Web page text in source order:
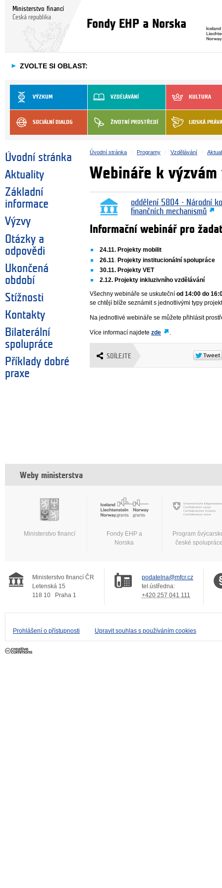
Ministerstvo financí
Česká republika
Fondy EHP a Norska
► ZVOLTE SI OBLAST:
VÝZKUM VZDĚLÁVÁNÍ KULTURA
SOCIÁLNÍ DIALOG ŽIVOTNÍ PROSTŘEDÍ LIDSKÁ PRÁVA
Úvodní stránka
Aktuality
Základní
informace
Výzvy
Otázky a
odpovědi
Ukončená
období
Stížnosti
Kontakty
Bilaterální
spolupráce
Příklady dobré
praxe
Úvodní stránka Programy Vzdělávání
Webináře k
oddělení 5804 - Národní
finančních mechanismů
Informační webinář pro
24.11. Projekty mobilit
26.11 .Projekty institucionální spolupráce
30.11. Projekty VET
2.12. Projekty inkluzivního vzdělávání
Všechny webináře se uskuteční od 14:00 do
se chtějí blíže seznámit s jednotlivými typy
Na jednotlivé webináře se můžete přihlásit
Více informací najdetezde .
SDÍLEJTE
Weby ministerstva
Ministerstvo financí
Fondy EHP a
Norska
Program
české
Ministerstvo financí ČR
Letenská 15
118 10
Praha 1
podatelna@mfcr.cz
tel.ústředna:
+420 257 041 111
Prohlášení o přístupnosti Upravit souhlas s používáním cookies